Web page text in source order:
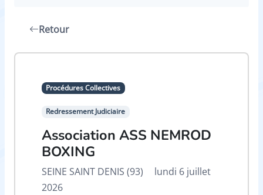
Retour
Procédures Collectives
Redressement Judiciaire
Association ASS NEMROD
BOXING
SEINE SAINT DENIS (93)
lundi 6 juillet
2026